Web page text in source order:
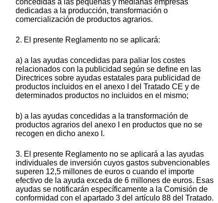
concedidas a las pequeñas y medianas empresas
dedicadas a la producción, transformación o
comercialización de productos agrarios.
2. El presente Reglamento no se aplicará:
a) a las ayudas concedidas para paliar los costes
relacionados con la publicidad según se define en las
Directrices sobre ayudas estatales para publicidad de
productos incluidos en el anexo I del Tratado CE y de
determinados productos no incluidos en el mismo;
b) a las ayudas concedidas a la transformación de
productos agrarios del anexo I en productos que no se
recogen en dicho anexo I.
3. El presente Reglamento no se aplicará a las ayudas
individuales de inversión cuyos gastos subvencionables
superen 12,5 millones de euros o cuando el importe
efectivo de la ayuda exceda de 6 millones de euros. Esas
ayudas se notificarán específicamente a la Comisión de
conformidad con el apartado 3 del artículo 88 del Tratado.